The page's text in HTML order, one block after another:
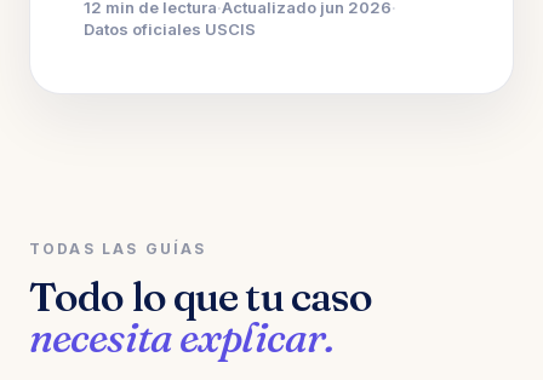
12 min de lectura·Actualizado jun 2026·
Datos oficiales USCIS
TODAS LAS GUÍAS
Todo lo que tu caso
necesita explicar.